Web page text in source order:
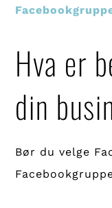
Hva er
din
Bør du velge